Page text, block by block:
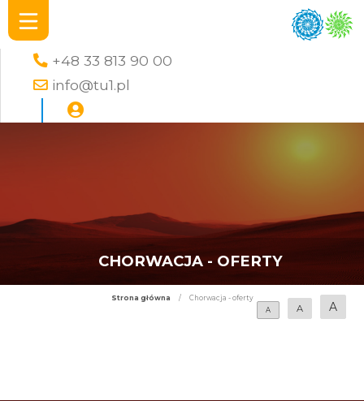
+48 33 813 90 00
info@tu1.pl
CHORWACJA - OFERTY
Strona główna /
Chorwacja - oferty
A
A A